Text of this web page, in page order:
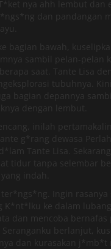
nya ahh lembut dan
dan pandangan
bagian bawah,
sambil pelan-pelan
saat. Tante Lisa
tubuhnya.
bagian depannya
dengan lembut.
inilah
g*rang dewasa
Tante Lisa. Sekarang
tidur tanpa selembar
indah.
Ingin rasanya
K*nt*lku ke dalam
dan mencoba
Seranganku berlanjut,
dan kurasakan j*mb*t